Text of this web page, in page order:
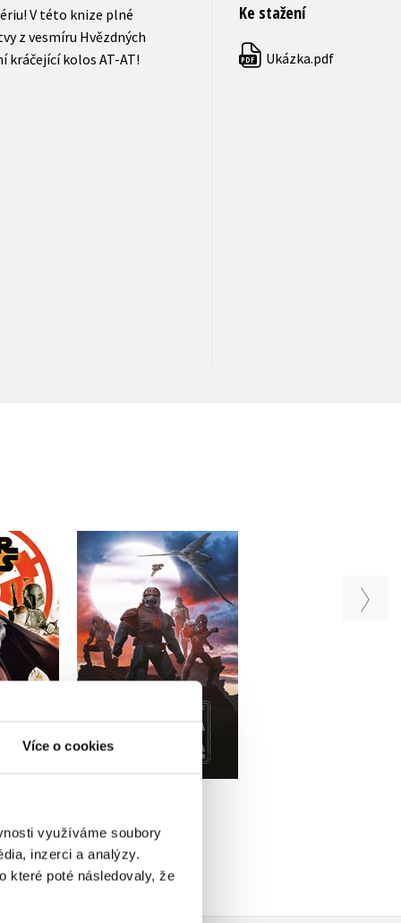
Více o cookies
využíváme soubory
inzerci a analýzy.
které poté následovaly, že
V této knize plné
z vesmíru Hvězdných
kráčející kolos AT-AT!
Ke stažení
PDF Ukázka.pdf
Mega
Star Wars - Vadná
várka
S. T. Bende
299 Kč
Kolektiv